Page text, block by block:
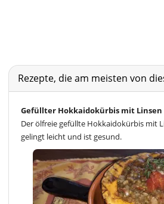
Rezepte, die am meisten von
Gefüllter Hokkaidokürbis mit
Der ölfreie gefüllte Hokkaidokürbis mit
gelingt leicht und ist gesund.